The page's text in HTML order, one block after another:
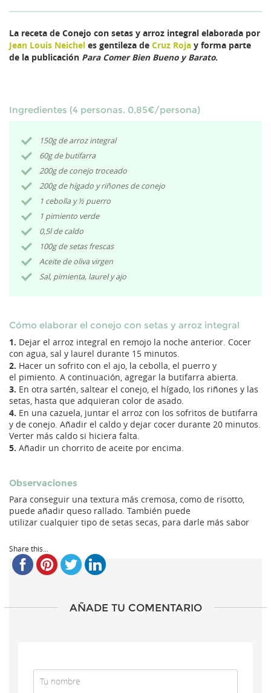
La receta de Conejo con setas y arroz integral elaborada por
Jean Louis Neichel es gentileza de Cruz Roja y forma parte
de la publicación Para Comer Bien Bueno y Barato.
Ingredientes (4 personas. 0,85€/persona)
150g de arroz integral
60g de butifarra
200g de conejo troceado
200g de hígado y riñones de conejo
1 cebolla y ½ puerro
1 pimiento verde
0,5l de caldo
100g de setas frescas
Aceite de oliva virgen
Sal, pimienta, laurel y ajo
Cómo elaborar el conejo con setas y arroz integral
1. Dejar el arroz integral en remojo la noche anterior. Cocer
con agua, sal y laurel durante 15 minutos.
2. Hacer un sofrito con el ajo, la cebolla, el puerro y
el pimiento. A continuación, agregar la butifarra abierta.
3. En otra sartén, saltear el conejo, el hígado, los riñones y las
setas, hasta que adquieran color de asado.
4. En una cazuela, juntar el arroz con los sofritos de butifarra
y de conejo. Añadir el caldo y dejar cocer durante 20 minutos.
Verter más caldo si hiciera falta.
5. Añadir un chorrito de aceite por encima.
Observaciones
Para conseguir una textura más cremosa, como de risotto,
puede añadir queso rallado. También puede
utilizar cualquier tipo de setas secas, para darle más sabor
Share this...
AÑADE TU COMENTARIO